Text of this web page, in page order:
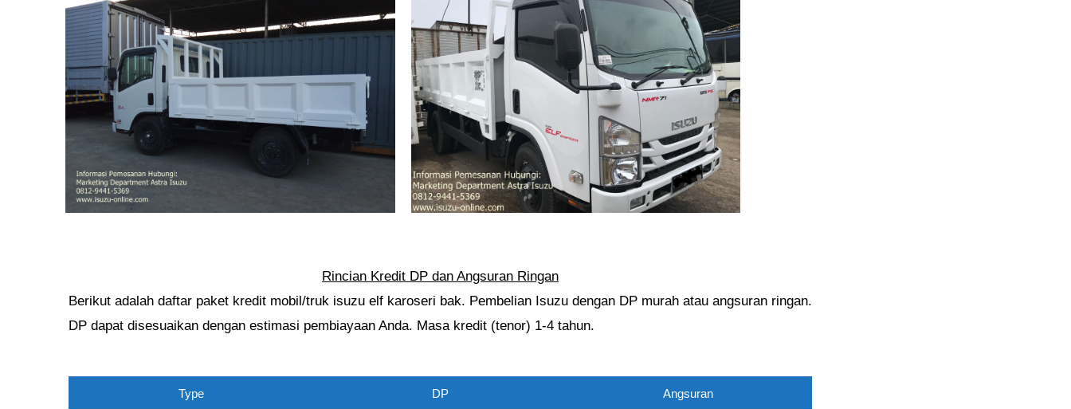
Rincian Kredit DP dan Angsuran Ringan
Berikut adalah daftar paket kredit mobil/truk isuzu elf karoseri bak. Pembelian Isuzu dengan DP murah atau angsuran ringan.
DP dapat disesuaikan dengan estimasi pembiayaan Anda. Masa kredit (tenor) 1-4 tahun.
Type DP Angsuran